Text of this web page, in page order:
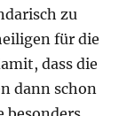
zu
für die
dass die
dann schon